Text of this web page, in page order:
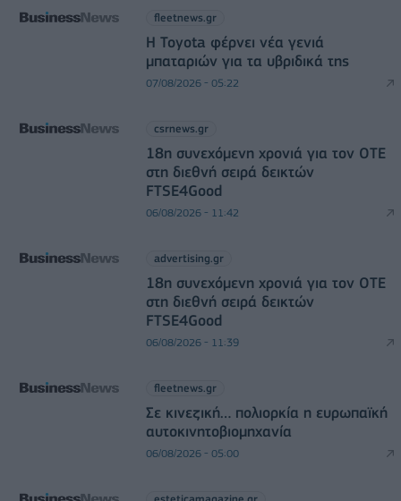
fleetnews.gr
Η Toyota φέρνει νέα γενιά
μπαταριών για τα υβριδικά της
07/08/2026 - 05:22
csrnews.gr
18η συνεχόμενη χρονιά για τον ΟΤΕ
στη διεθνή σειρά δεικτών
FTSE4Good
06/08/2026 - 11:42
advertising.gr
18η συνεχόμενη χρονιά για τον ΟΤΕ
στη διεθνή σειρά δεικτών
FTSE4Good
06/08/2026 - 11:39
fleetnews.gr
Σε κινεζική… πολιορκία η ευρωπαϊκή
αυτοκινητοβιομηχανία
06/08/2026 - 05:00